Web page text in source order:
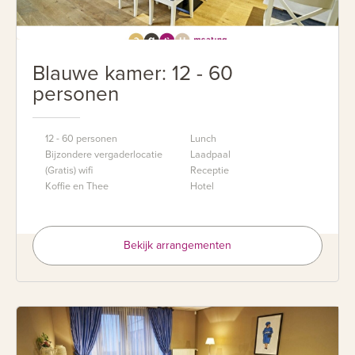
Blauwe kamer: 12 - 60
personen
12 - 60 personen
Bijzondere vergaderlocatie
(Gratis) wifi
Koffie en Thee
Lunch
Laadpaal
Receptie
Hotel
Bekijk arrangementen